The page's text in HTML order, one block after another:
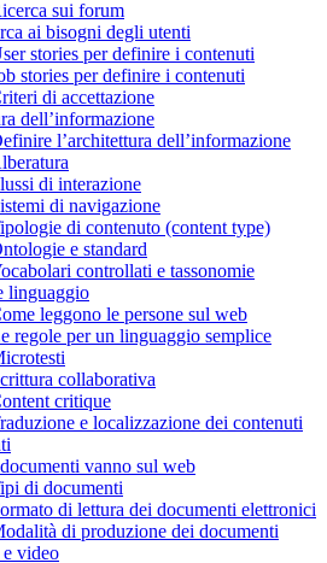
sui forum
ai bisogni degli utenti
stories per definire i contenuti
stories per definire i contenuti
di accettazione
dell’informazione
l’architettura dell’informazione
di interazione
di navigazione
di contenuto (content type)
e standard
controllati e tassonomie
linguaggio
leggono le persone sul web
regole per un linguaggio semplice
collaborativa
critique
e localizzazione dei contenuti
vanno sul web
di documenti
di lettura dei documenti elettronici
di produzione dei documenti
video